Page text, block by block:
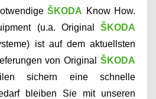
ŠKODA Know How.
(u.a. Original
ŠKODA
ist auf dem aktuellsten
von Original
ŠKODA
sichern eine schnelle
bleiben Sie mit unseren